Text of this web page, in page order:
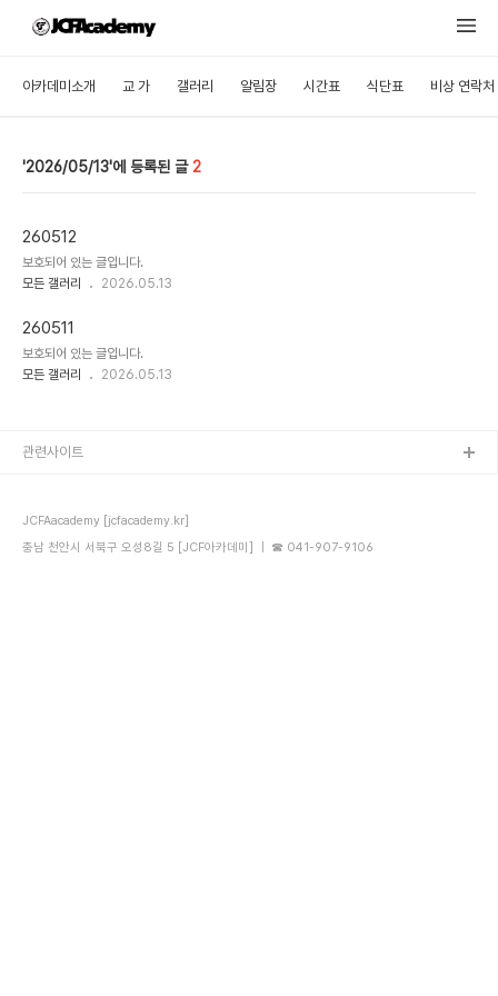
아카데미소개 교 가 갤러리 알림장 시간표 식단표 비상 연락처
2026/05/13 2
260512
보호되어 있는 글입니다.
모든 갤러리
2026.05.13
260511
보호되어 있는 글입니다.
모든 갤러리
2026.05.13
JCFAacademy [jcfacademy.kr]
충남 천안시 서북구 오성8길 5 [JCF아카데미] ｜ ☎ 041-907-9106
관련사이트